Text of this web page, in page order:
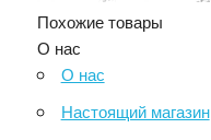
Похожие товары
О нас
О нас
Настоящий магазин